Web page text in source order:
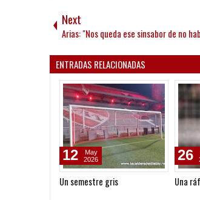
Next
Arias: "Nos queda ese sinsabor de no
ENTRADAS RELACIONADAS
Un semestre gris
12
May
2026
Una
26